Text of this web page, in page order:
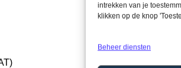
intrekken van je
klikken op de knop
Beheer diensten